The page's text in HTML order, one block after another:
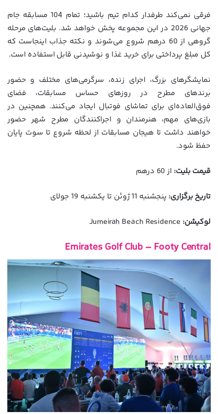
فرقی نمی‌کند طرفدار کدام تیم باشید؛ تمام 104 مسابقه جام
جهانی 2026 در این مجموعه پخش خواهد شد. بلیت‌های مرحله
گروهی از 60 درهم شروع می‌شوند و نکته جذاب اینجاست که
کل مبلغ پرداختی برای خرید غذا و نوشیدنی قابل استفاده است.
نمایشگرهای بزرگ، اجرای زنده، سرگرمی‌های مختلف و حضور
برندهای مطرح در روزهای حساس مسابقات، فضای
فوق‌العاده‌ای برای تماشای فوتبال ایجاد می‌کنند. همچنین در
بازی‌های مهم، هنرمندان و اجراکنندگان مطرح شهر حضور
خواهند داشت تا هیجان مسابقات از لحظه شروع تا سوت پایان
حفظ شود.
قیمت بلیت: از 60 درهم
تاریخ برگزاری: پنجشنبه 11 ژوئن تا یکشنبه 19 جولای
لوکیشن:
Emirates Golf Club – Footy Central